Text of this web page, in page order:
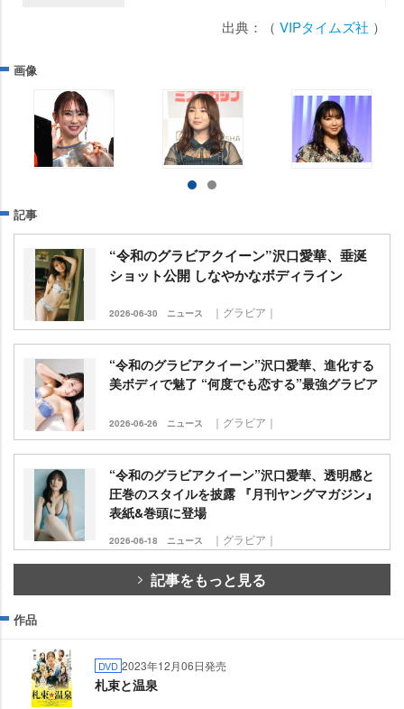
出典：（ VIPタイムズ社 ）
画像
記事
“令和のグラビアクイーン”沢口愛華、垂涎
ショット公開 しなやかなボディライン
2026-06-30 ニュース ｜グラビア｜
“令和のグラビアクイーン”沢口愛華、進化する
美ボディで魅了 “何度でも恋する”最強グラビア
2026-06-26 ニュース ｜グラビア｜
“令和のグラビアクイーン”沢口愛華、透明感と
圧巻のスタイルを披露 『月刊ヤングマガジン』
表紙&巻頭に登場
2026-06-18 ニュース ｜グラビア｜
記事をもっと見る
作品
DVD 2023年12月06日発売
札束と温泉